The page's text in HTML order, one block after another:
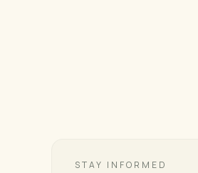
STAY INFORMED